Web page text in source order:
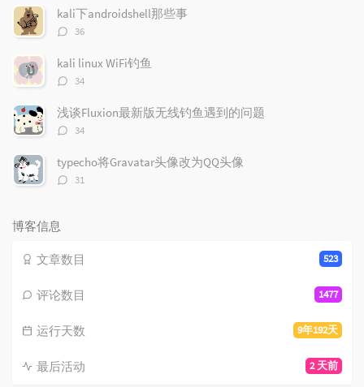
数：
kali下androidshell那些事
评
数：
36
kali linux WiFi钓鱼
评
数：
34
浅谈Fluxion最新版无线钓鱼遇到的问题
评
数：
34
typecho将Gravatar头像改为QQ头像
评
31
博客信息
523
文章数目
1477
评论数目
9年192天
运行天数
2 天前
最后活动